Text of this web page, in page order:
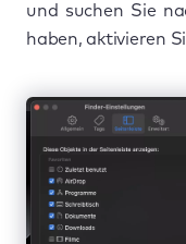
und suchen Sie
haben, aktivieren